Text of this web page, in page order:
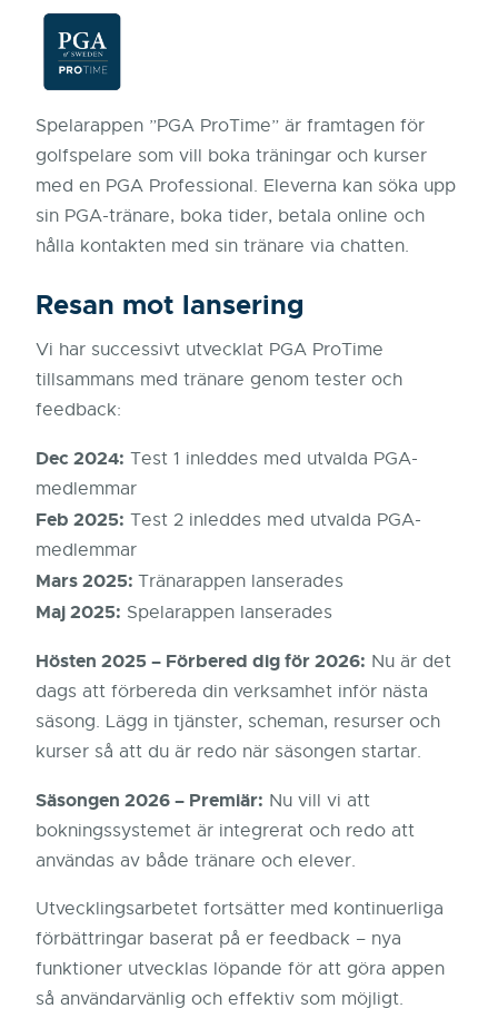
Spelarappen ”PGA ProTime” är framtagen för
golfspelare som vill boka träningar och kurser
med en PGA Professional. Eleverna kan söka upp
sin PGA-tränare, boka tider, betala online och
hålla kontakten med sin tränare via chatten.
Resan mot lansering
Vi har successivt utvecklat PGA ProTime
tillsammans med tränare genom tester och
feedback:
Dec 2024: Test 1 inleddes med utvalda PGA-
medlemmar
Feb 2025: Test 2 inleddes med utvalda PGA-
medlemmar
Mars 2025: Tränarappen lanserades
Maj 2025: Spelarappen lanserades
Hösten 2025 – Förbered dig för 2026: Nu är det
dags att förbereda din verksamhet inför nästa
säsong. Lägg in tjänster, scheman, resurser och
kurser så att du är redo när säsongen startar.
Säsongen 2026 – Premiär: Nu vill vi att
bokningssystemet är integrerat och redo att
användas av både tränare och elever.
Utvecklingsarbetet fortsätter med kontinuerliga
förbättringar baserat på er feedback – nya
funktioner utvecklas löpande för att göra appen
så användarvänlig och effektiv som möjligt.